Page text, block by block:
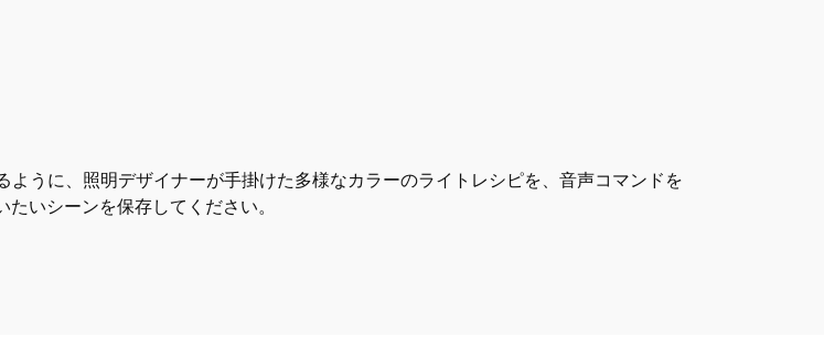
うに、照明デザイナーが手掛けた多様なカラーのライトレシピを、音声コマンドを
いシーンを保存してください。